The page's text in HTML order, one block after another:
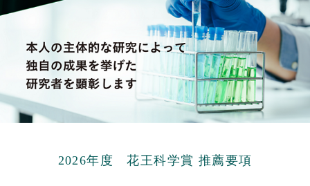
2026年度 花王科学賞 推薦要項